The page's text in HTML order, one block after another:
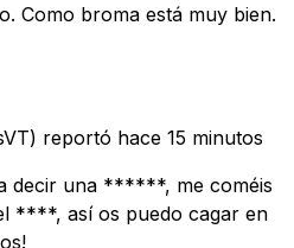
Como broma está muy bien.
reportó hace 15 minutos
decir una ******, me coméis
****, así os puedo cagar en